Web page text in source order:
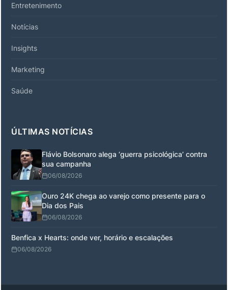
Entretenimento
Notícias
Insights
Marketing
Saúde
ÚLTIMAS NOTÍCIAS
Flávio Bolsonaro alega ‘guerra psicológica’ contra
sua campanha
06/08/2026
Ouro 24K chega ao varejo como presente para o
Dia dos Pais
06/08/2026
Benfica x Hearts: onde ver, horário e escalações
06/08/2026